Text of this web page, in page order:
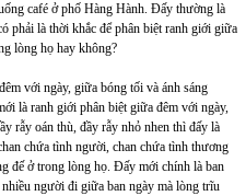
café ở phố Hàng Hành. Đấy thường là
phải là thời khắc để phân biệt ranh giới giữa
lòng họ hay không?
với ngày, giữa bóng tối và ánh sáng
là ranh giới phân biệt giữa đêm với ngày,
rẫy oán thù, đầy rẫy nhỏ nhen thì đấy là
chứa tình người, chan chứa tình thương
đế ở trong lòng họ. Đấy mới chính là ban
người đi giữa ban ngày mà lòng trĩu